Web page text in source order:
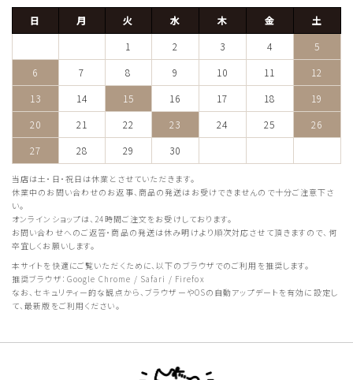
日 月 火 水 木 金
土
1
2 3 4
5
6
7 8 9 10 11
12
13
14 15 16 17 18
19
20
21 22 23 24 25
26
27
28 29 30
当店は土・日・祝日は休業とさせていただきます。
休業中のお問い合わせのお返事、商品の発送はお受けできませんので十分ご注意下さ
い。
オンラインショップは、24時間ご注文をお受けしております。
お問い合わせへのご返答・商品の発送は休み明けより順次対応させて頂きますので、何
卒宜しくお願いします。
本サイトを快適にご覧いただくために、以下のブラウザでのご利用を推奨します。
推奨ブラウザ：Google Chrome / Safari / Firefox
なお、セキュリティー的な観点から、ブラウザーやOSの自動アップデートを有効に設定し
て、最新版をご利用ください。